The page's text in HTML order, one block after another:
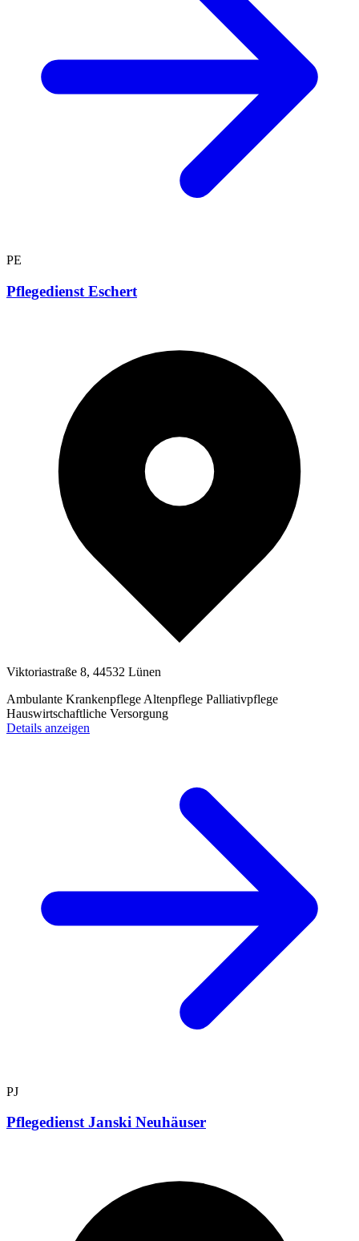
PE
Pflegedienst Eschert
Viktoriastraße 8, 44532 Lünen
Ambulante Krankenpflege Altenpflege Palliativpflege
Hauswirtschaftliche Versorgung
Details anzeigen
PJ
Pflegedienst Janski Neuhäuser